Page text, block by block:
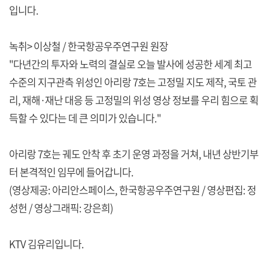
입니다.
녹취> 이상철 / 한국항공우주연구원 원장
"다년간의 투자와 노력의 결실로 오늘 발사에 성공한 세계 최고
수준의 지구관측 위성인 아리랑 7호는 고정밀 지도 제작, 국토 관
리, 재해·재난 대응 등 고정밀의 위성 영상 정보를 우리 힘으로 획
득할 수 있다는 데 큰 의미가 있습니다."
아리랑 7호는 궤도 안착 후 초기 운영 과정을 거쳐, 내년 상반기부
터 본격적인 임무에 들어갑니다.
(영상제공: 아리안스페이스, 한국항공우주연구원 / 영상편집: 정
성헌 / 영상그래픽: 강은희)
KTV 김유리입니다.